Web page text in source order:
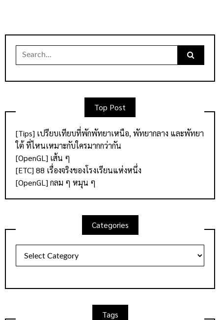
Search
for:
Top Post
[Tips] เปรียบเทียบที่พักพัทยาเหนือ, พัทยากลาง และพัทยา
ใต้ ที่ไหนเหมาะกับใครมากกว่ากัน
[OpenGL] เส้น ๆ
[ETC] 88 เรื่องจริงของโรงเรียนแห่งหนึ่ง
[OpenGL] กลม ๆ หมุน ๆ
Categories
Tags